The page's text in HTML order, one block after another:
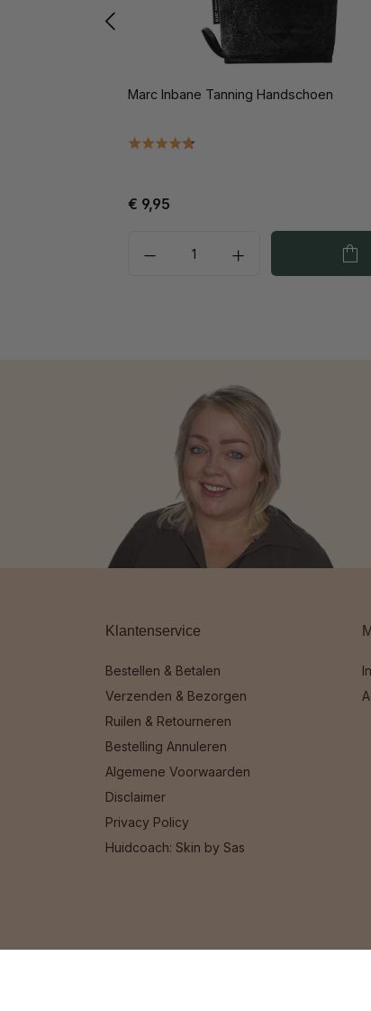
Marc Inbane Tanning Handschoen
€ 9,95
Klantenservice
Bestellen & Betalen
Verzenden & Bezorgen
Ruilen & Retourneren
Bestelling Annuleren
Algemene Voorwaarden
Disclaimer
Privacy Policy
Huidcoach: Skin by Sas